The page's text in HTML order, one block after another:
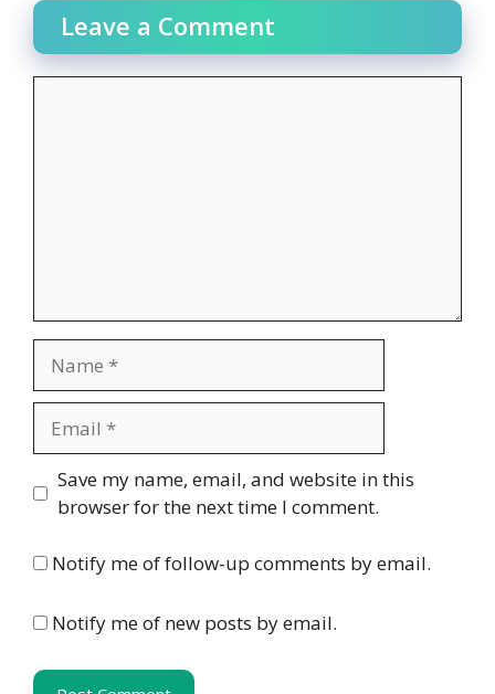
Leave a Comment
Website
Save my name, email, and website in this
browser for the next time I comment.
Notify me of follow-up comments by email.
Notify me of new posts by email.